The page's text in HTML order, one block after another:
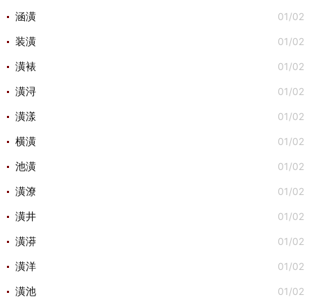
01/02
涵潢
01/02
装潢
01/02
潢裱
01/02
潢浔
01/02
潢漾
01/02
横潢
01/02
池潢
01/02
潢潦
01/02
潢井
01/02
潢漭
01/02
潢洋
01/02
潢池